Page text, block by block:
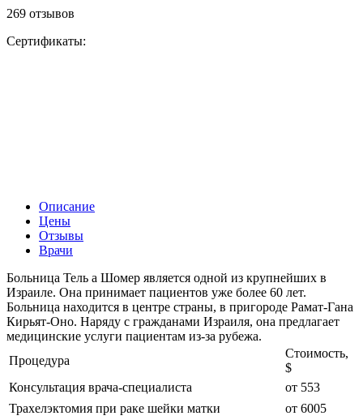
269 отзывов
Сертификаты:
Описание
Цены
Отзывы
Врачи
Больница Тель а Шомер является одной из крупнейших в
Израиле. Она принимает пациентов уже более 60 лет.
Больница находится в центре страны, в пригороде Рамат-Гана
Кирьят-Оно. Наряду с гражданами Израиля, она предлагает
медицинские услуги пациентам из-за рубежа.
Процедура
Стоимость,
$
Консультация врача-специалиста
от 553
Трахелэктомия при раке шейки матки
от 6005